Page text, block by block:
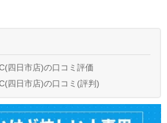
四日市店)の口コミ評価
四日市店)の口コミ(評判)